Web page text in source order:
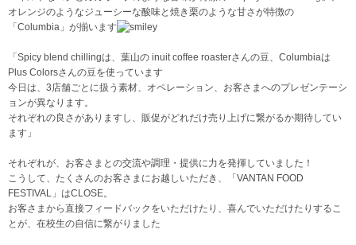
オレンジのようなジューシーな酸味と焼き栗のような甘さが特徴の
「Columbia」が揃います
「Spicy blend chillingは、葉山の inuit coffee roasterさんの豆、Columbiaは
Plus Colorsさんの豆を使っています
今日は、3店舗ごとに扱う素材、オペレーション、お客さまへのプレゼンテーシ
ョンが異なります。
それぞれの良さがありますし、販促がどれだけ売り上げに繋がるか期待してい
ます」
それぞれが、お客さまとの交流や調理・提供に力を発揮していました！
こうして、たくさんのお客さまにお越しいただき、「VANTAN FOOD
FESTIVAL」はCLOSE。
お客さまから直接フィードバックをいただけたり、喜んでいただけたりするこ
とが、在校生の自信に繋がりました